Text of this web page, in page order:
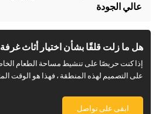
عالي الجودة
هل ما زلت قلقًا بشأن اختيار أثاث
إذا كنت حريصًا على تنشيط مساحة الطعام
على التصميم لهذه المنطقة ، فهذا هو الوقت
ابقى على تواصل